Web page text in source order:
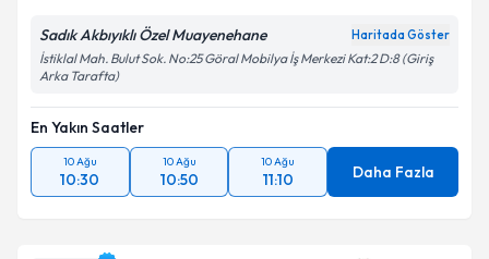
Sadık Akbıyıklı Özel Muayenehane Haritada Göster
İstiklal Mah. Bulut Sok. No:25 Göral Mobilya İş Merkezi Kat:2 D:8 (Giriş
Arka Tarafta)
En Yakın Saatler
10 Ağu
10:30
10 Ağu
10:50
10 Ağu
11:10 Daha Fazla